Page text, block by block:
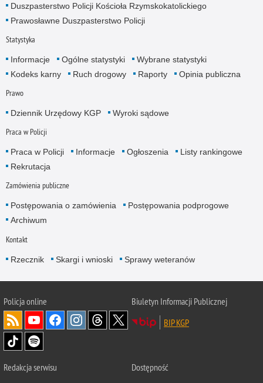
Duszpasterstwo Policji Kościoła Rzymskokatolickiego
Prawosławne Duszpasterstwo Policji
Statystyka
Informacje Ogólne statystyki
Wybrane statystyki
Kodeks karny
Ruch drogowy Raporty Opinia publiczna
Prawo
Dziennik Urzędowy KGP Wyroki sądowe
Praca w Policji
Praca w Policji Informacje Ogłoszenia
Listy rankingowe
Rekrutacja
Zamówienia publiczne
Postępowania o zamówienia
Postępowania podprogowe
Archiwum
Kontakt
Rzecznik Skargi i wnioski Sprawy weteranów
Policjaonline
Biuletyn Informacji Publicznej
BIP KGP
Redakcja serwisu
Dostępność